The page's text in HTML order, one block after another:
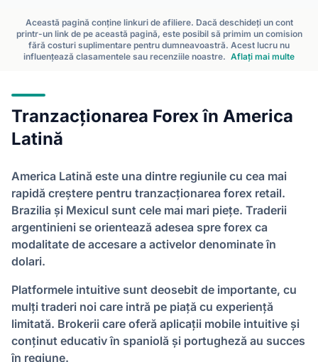
Această pagină conține linkuri de afiliere. Dacă deschideți un cont
printr-un link de pe această pagină, este posibil să primim un comision
fără costuri suplimentare pentru dumneavoastră. Acest lucru nu
influențează clasamentele sau recenziile noastre. Aflați mai multe
Tranzacționarea Forex în America
Latină
America Latină este una dintre regiunile cu cea mai
rapidă creștere pentru tranzacționarea forex retail.
Brazilia și Mexicul sunt cele mai mari piețe. Traderii
argentinieni se orientează adesea spre forex ca
modalitate de accesare a activelor denominate în
dolari.
Platformele intuitive sunt deosebit de importante, cu
mulți traderi noi care intră pe piață cu experiență
limitată. Brokerii care oferă aplicații mobile intuitive și
conținut educativ în spaniolă și portugheză au succes
în regiune.